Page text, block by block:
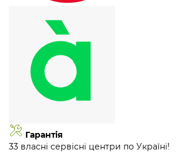
Гарантія
33 власні сервісні центри по Україні!